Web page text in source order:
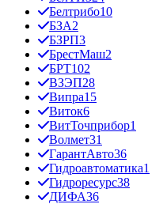
Белтрибо10
БЗА2
БЗРП3
БрестМаш2
БРТ102
ВЗЭП28
Випра15
Виток6
ВитТочприбор1
Волмет31
ГарантАвто36
Гидроавтоматика1
Гидроресурс38
ДИФА36